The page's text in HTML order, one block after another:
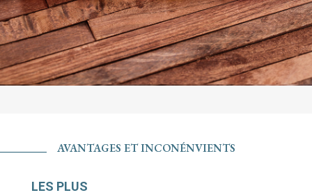
AVANTAGES ET INCONÉNVIENTS
LES PLUS